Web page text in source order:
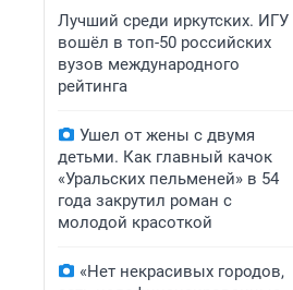
Лучший среди иркутских. ИГУ
вошёл в топ-50 российских
вузов международного
рейтинга
Ушел от жены с двумя
детьми. Как главный качок
«Уральских пельменей» в 54
года закрутил роман с
молодой красоткой
«Нет некрасивых городов,